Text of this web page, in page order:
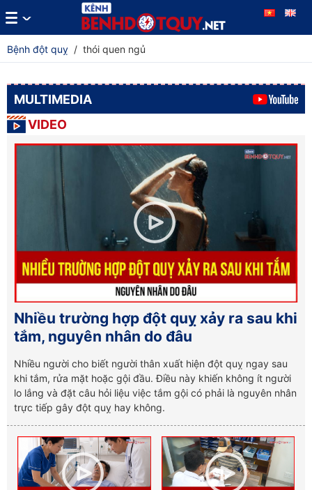
Bệnh đột quỵ / thói quen ngủ
MULTIMEDIA
VIDEO
Nhiều trường hợp đột quỵ xảy ra sau khi
tắm, nguyên nhân do đâu
Nhiều người cho biết người thân xuất hiện đột quỵ ngay sau
khi tắm, rửa mặt hoặc gội đầu. Điều này khiến không ít người
lo lắng và đặt câu hỏi liệu việc tắm gội có phải là nguyên nhân
trực tiếp gây đột quỵ hay không.